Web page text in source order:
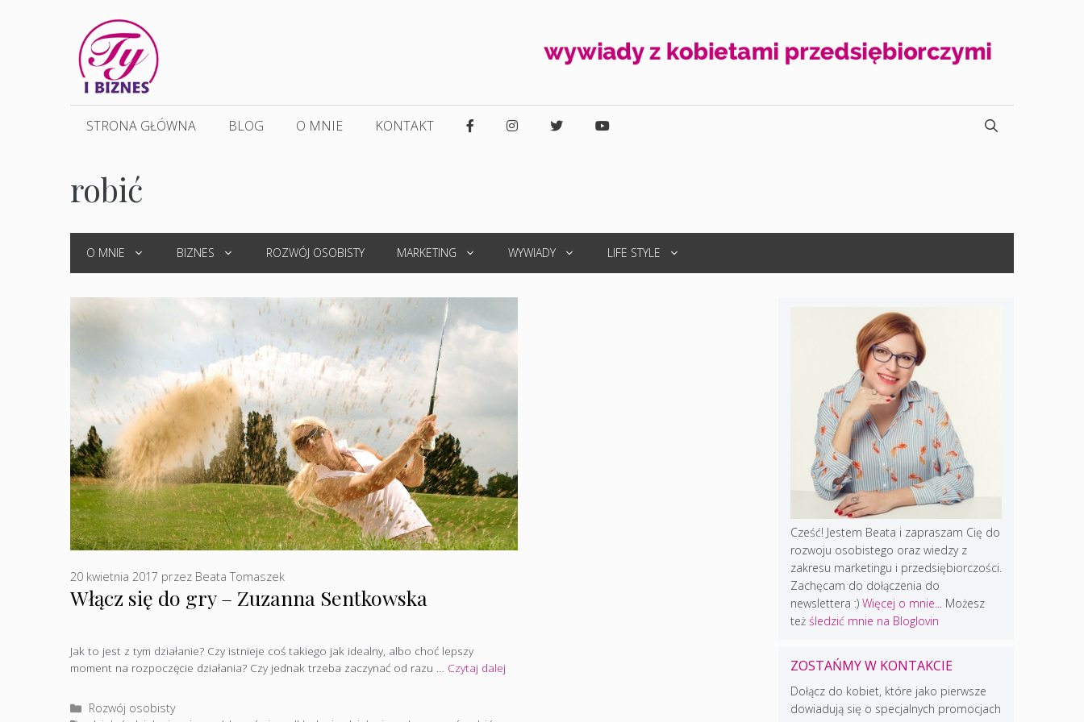
STRONA GŁÓWNA BLOG O MNIE KONTAKT
robić
O MNIE BIZNES ROZWÓJ OSOBISTY MARKETING WYWIADY LIFE STYLE
Włącz się do gry – Zuzanna Sentkowska
20 kwietnia 2017 przez Beata Tomaszek
Jak to jest z tym działanie? Czy istnieje coś takiego jak idealny, albo choć lepszy
moment na rozpoczęcie działania? Czy jednak trzeba zaczynać od razu … Czytaj dalej
Kategorie
Rozwój osobisty
Cześć! Jestem Beata i zapraszam Cię do
rozwoju osobistego oraz wiedzy z
zakresu marketingu i przedsiębiorczości.
Zachęcam do dołączenia do
newslettera :) Więcej o mnie...
Możesz
też śledzić mnie na Bloglovin
ZOSTAŃMY W KONTAKCIE
Dołącz do kobiet, które jako pierwsze
dowiadują się o specjalnych promocjach